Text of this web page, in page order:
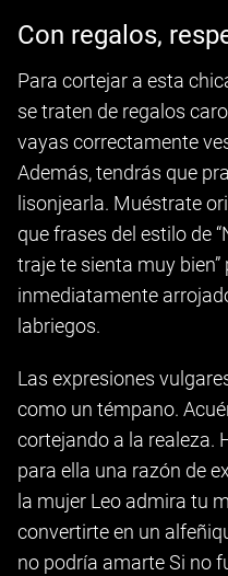
Con regalos,
Para cortejar a esta
se traten de regalos
vayas correctamente
Además, tendrás que
lisonjearla. Muéstrate
que frases del estilo de
traje te sienta muy
inmediatamente
labriegos.
Las expresiones
como un témpano.
cortejando a la realeza.
para ella una razón de
la mujer Leo admira tu
convertirte en un
no podría amarte Si no